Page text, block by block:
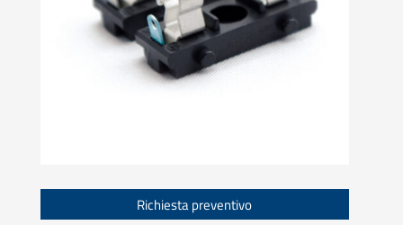
Richiesta preventivo